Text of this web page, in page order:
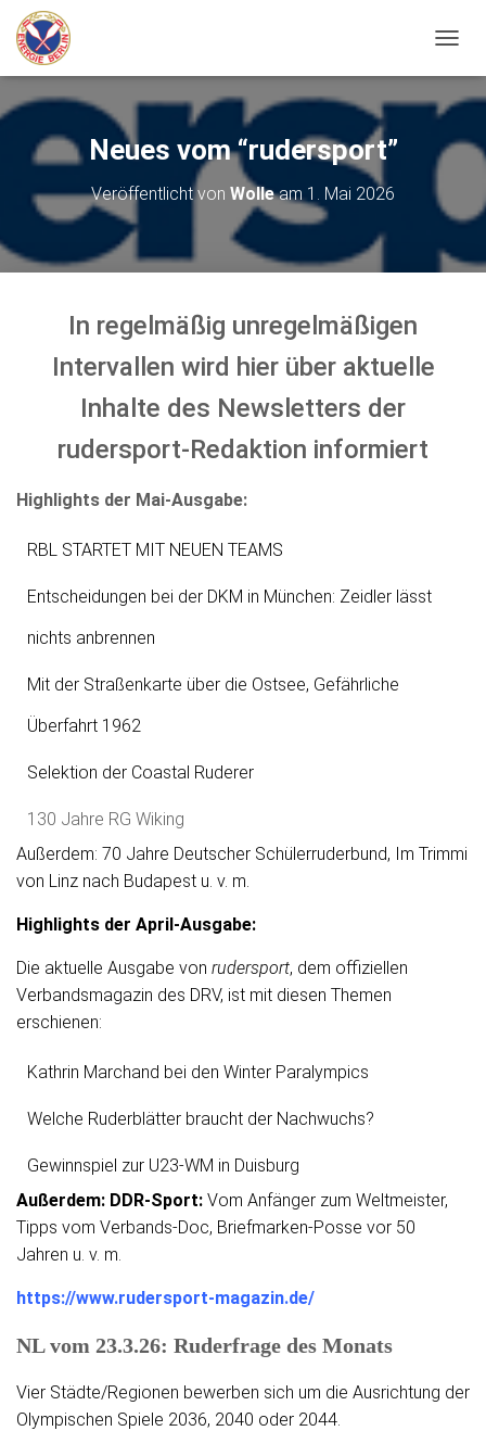
A
I
O
U
Neues vom “rudersport”
Veröffentlicht von Wolleam 1. Mai 2026
In regelmäßig unregelmäßigen
Intervallen wird hier über aktuelle
Inhalte des Newsletters der
rudersport-Redaktion informiert
Highlights der Mai-Ausgabe:
RBL STARTET MIT NEUEN TEAMS
Entscheidungen bei der DKM in München: Zeidler lässt
nichts anbrennen
Mit der Straßenkarte über die Ostsee, Gefährliche
Überfahrt 1962
Selektion der Coastal Ruderer
130 Jahre RG Wiking
Außerdem: 70 Jahre Deutscher Schülerruderbund, Im Trimmi
von Linz nach Budapest u. v. m.
Highlights der April-Ausgabe:
Die aktuelle Ausgabe von rudersport, dem offiziellen
Verbandsmagazin des DRV, ist mit diesen Themen
erschienen:
Kathrin Marchand bei den Winter Paralympics
Welche Ruderblätter braucht der Nachwuchs?
Gewinnspiel zur U23-WM in Duisburg
Außerdem: DDR-Sport: Vom Anfänger zum Weltmeister,
Tipps vom Verbands-Doc, Briefmarken-Posse vor 50
Jahren u. v. m.
https://www.rudersport-magazin.de/
NL vom 23.3.26: Ruderfrage des Monats
Vier Städte/Regionen bewerben sich um die Ausrichtung der
Olympischen Spiele 2036, 2040 oder 2044.